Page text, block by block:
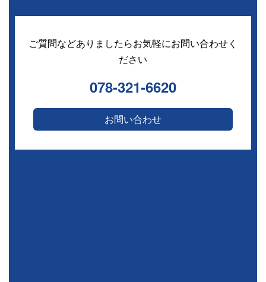
ご質問などありましたらお気軽にお問い合わせく
ださい
078-321-6620
お問い合わせ